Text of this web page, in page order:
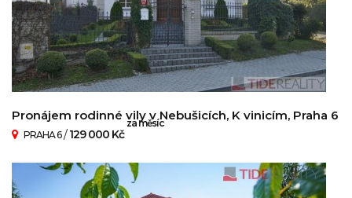
Pronájem rodinné vily v Nebušicích, K vinicím, Praha 6
PRAHA 6/129 000 Kč
za měsíc